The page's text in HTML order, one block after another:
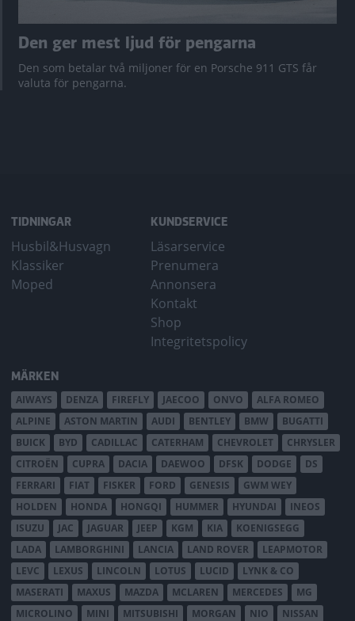
Den ger mest ljud för pengarna
Den som betalar två miljoner för en Porsche 911 GTS får
valuta för pengarna.
TIDNINGAR
Husbil&Husvagn
Klassiker
Moped
KUNDSERVICE
Läsarservice
Prenumera
Annonsera
Kontakt
Shop
Integritetspolicy
MÄRKEN
AIWAYS DENZA FIREFLY JAECOO ONVO
ALFA ROMEO
ALPINE
ASTON MARTIN AUDI BENTLEY BMW
BUGATTI
BUICK
BYD CADILLAC CATERHAM CHEVROLET
CHRYSLER
CITROËN
CUPRA DACIA DAEWOO DFSK DODGE
DS
FERRARI
FIAT FISKER FORD GENESIS
GWM WEY
HOLDEN
HONDA HONGQI HUMMER HYUNDAI
INEOS
ISUZU
JAC JAGUAR JEEP KGM KIA
KOENIGSEGG
LADA
LAMBORGHINI LANCIA LAND ROVER
LEAPMOTOR
LEVC
LEXUS LINCOLN LOTUS LUCID
LYNK & CO
MASERATI
MAXUS MAZDA MCLAREN MERCEDES
MG
MICROLINO
MINI MITSUBISHI MORGAN NIO NISSAN